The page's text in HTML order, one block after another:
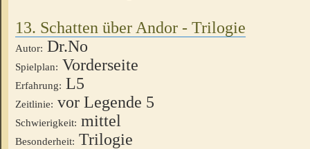
13. Schatten über Andor - Trilogie
Autor: Dr.No
Spielplan: Vorderseite
Erfahrung: L5
Zeitlinie: vor Legende 5
Schwierigkeit: mittel
Besonderheit: Trilogie